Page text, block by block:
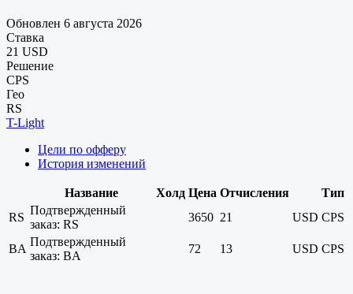
Обновлен 6 августа 2026
Ставка
21 USD
Решение
CPS
Гео
RS
T-Light
Цели по офферу
История изменений
Название Холд Цена Отчисления
Тип
RS
Подтвержденный
заказ: RS
3650 21 USD CPS
BA
Подтвержденный
заказ: BA
72 13 USD CPS